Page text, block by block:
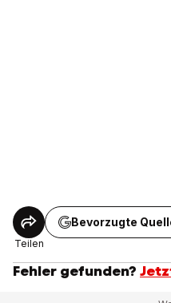
Teilen
Bevorzugte
Fehler gefunden?